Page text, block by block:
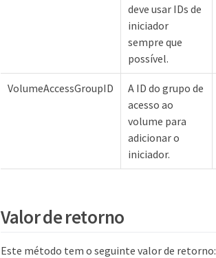
deve usar IDs de
iniciador
sempre que
possível.
VolumeAccessGroupID
A ID do grupo de
acesso ao
volume para
adicionar o
iniciador.
Valor de retorno
Este método tem o seguinte valor de retorno: